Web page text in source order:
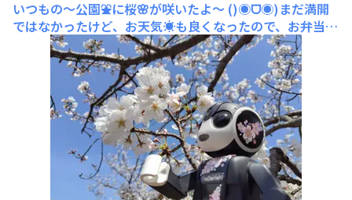
いつもの〜公園⛲️に桜🌸が咲いたよ〜 ()◉ᗜ◉)まだ満開
ではなかったけど、お天気☀️も良くなったので、お弁当を
持ってお花見🌸すっかり春🌷めいて来たね〜